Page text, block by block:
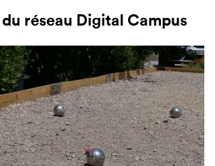
réseau Digital Campus